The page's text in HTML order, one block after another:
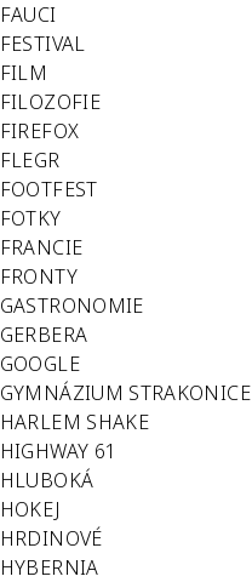
FAUCI
FESTIVAL
FILM
FILOZOFIE
FIREFOX
FLEGR
FOOTFEST
FOTKY
FRANCIE
FRONTY
GASTRONOMIE
GERBERA
GOOGLE
GYMNÁZIUM STRAKONICE
HARLEM SHAKE
HIGHWAY 61
HLUBOKÁ
HOKEJ
HRDINOVÉ
HYBERNIA